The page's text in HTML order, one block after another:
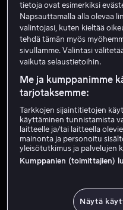
ALK. 4,99 €
tietoja ovat esimerkiksi
Napsauttamalla alla olevaa
valintojasi, kuten kieltää
tehdä tämän myös
sivullamme. Valintasi
vaikuta selaustietoihin.
Me ja kumppanimme
tarjotaksemme:
Tarkkojen sijaintitietojen
käyttäminen tunnistamista
laitteelle ja/tai laitteella
mainonta ja personoitu
yleisötutkimus ja palvelujen
Kumppanien (toimittajien)
Näytä